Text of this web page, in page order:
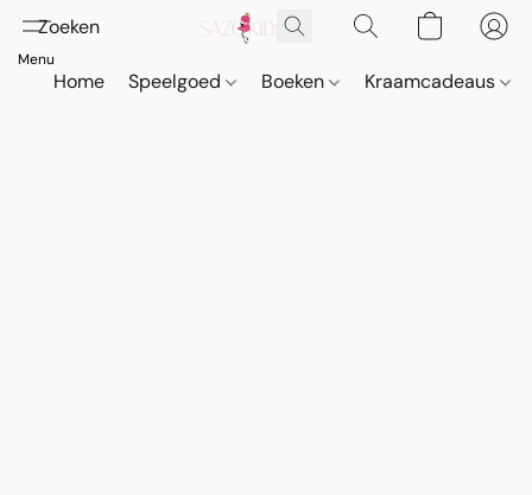
Home Speelgoed Boeken Kraamcadeaus